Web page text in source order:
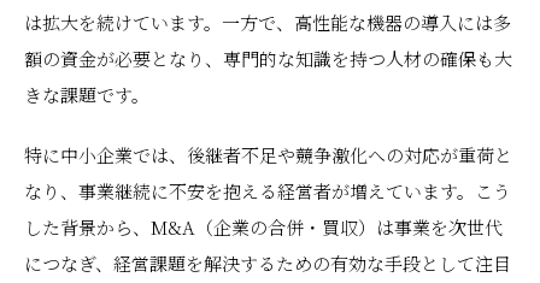
は拡大を続けています。一方で、高性能な機器の導入には多
額の資金が必要となり、専門的な知識を持つ人材の確保も大
きな課題です。
特に中小企業では、後継者不足や競争激化への対応が重荷と
なり、事業継続に不安を抱える経営者が増えています。こう
した背景から、M&A（企業の合併・買収）は事業を次世代
につなぎ、経営課題を解決するための有効な手段として注目